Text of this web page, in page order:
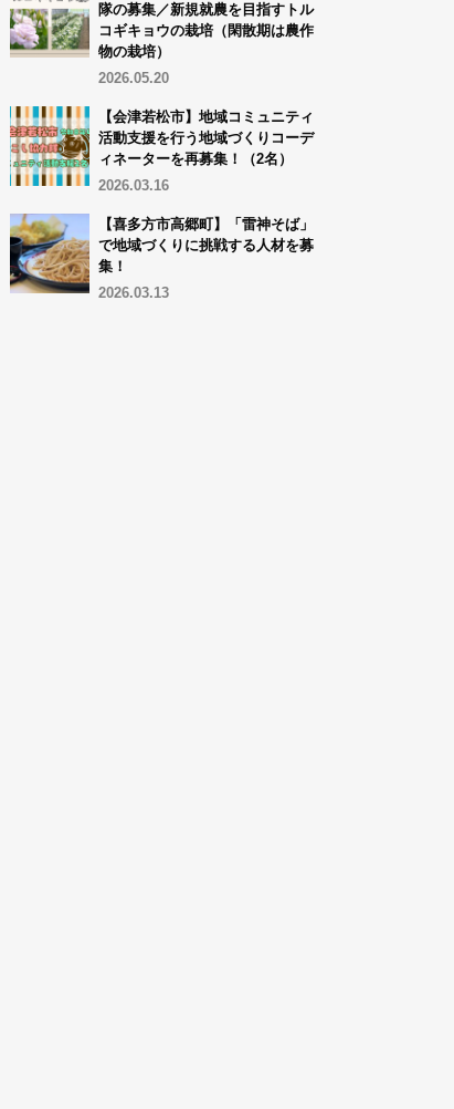
隊の募集／新規就農を目指すトル
コギキョウの栽培（閑散期は農作
物の栽培）
2026.05.20
【会津若松市】地域コミュニティ
活動支援を行う地域づくりコーデ
ィネーターを再募集！（2名）
2026.03.16
【喜多方市高郷町】「雷神そば」
で地域づくりに挑戦する人材を募
集！
2026.03.13